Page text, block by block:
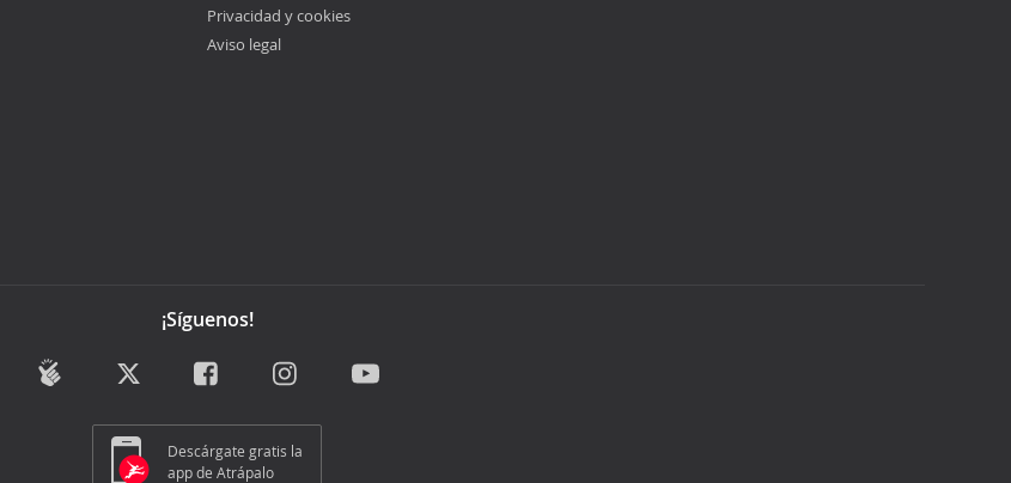
Privacidad y cookies
Aviso legal
¡Síguenos!
Descárgate gratis la
app de Atrápalo